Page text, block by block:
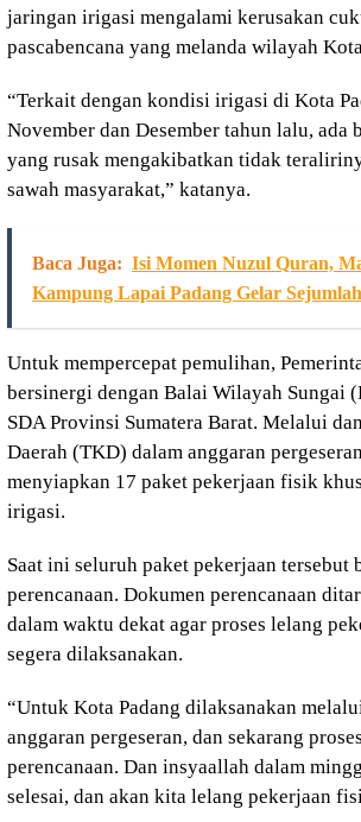
jaringan irigasi mengalami kerusakan
pascabencana yang melanda wilayah
“Terkait dengan kondisi irigasi di Kota
November dan Desember tahun lalu, ada
yang rusak mengakibatkan tidak
sawah masyarakat,” katanya.
Baca Juga: Isi Momen Nuzul Quran,
Kampung Lapai Padang Gelar
Untuk mempercepat pemulihan,
bersinergi dengan Balai Wilayah Sungai
SDA Provinsi Sumatera Barat. Melalui
Daerah (TKD) dalam anggaran
menyiapkan 17 paket pekerjaan fisik
irigasi.
Saat ini seluruh paket pekerjaan tersebut
perencanaan. Dokumen perencanaan
dalam waktu dekat agar proses lelang
segera dilaksanakan.
“Untuk Kota Padang dilaksanakan
anggaran pergeseran, dan sekarang
perencanaan. Dan insyaallah dalam
selesai, dan akan kita lelang pekerjaan